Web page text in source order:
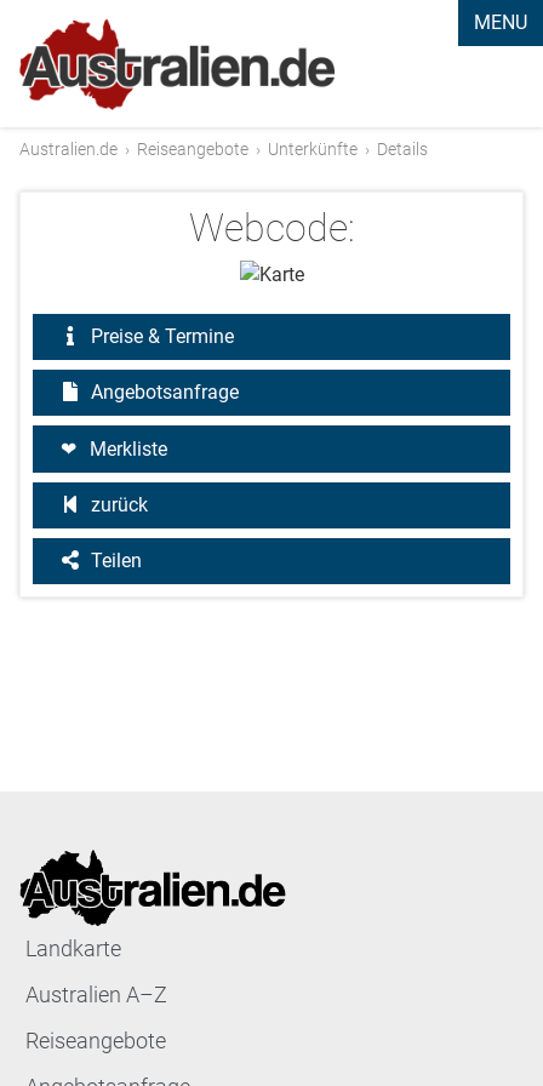
MENU
Australien.de › Reiseangebote › Unterkünfte › Details
Webcode:
Preise & Termine
Angebotsanfrage
Merkliste
zurück
Teilen
Landkarte
Australien A–Z
Reiseangebote